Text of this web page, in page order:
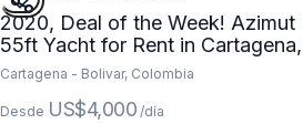
2020, Deal of the Week! Azimut
55ft Yacht for Rent in Cartagena,
Colombia
Cartagena - Bolivar, Colombia
Desde US$4,000 /día